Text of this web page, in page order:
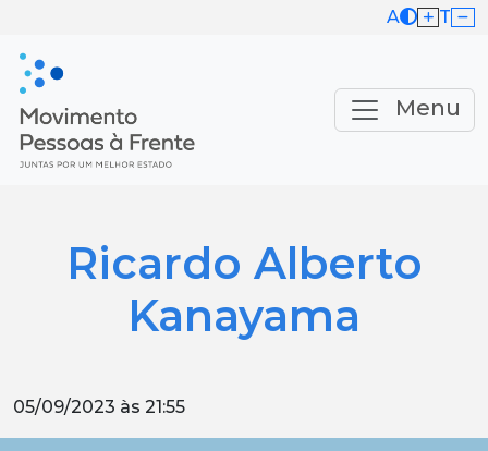
A T
Menu
Ricardo Alberto
Kanayama
05/09/2023 às 21:55